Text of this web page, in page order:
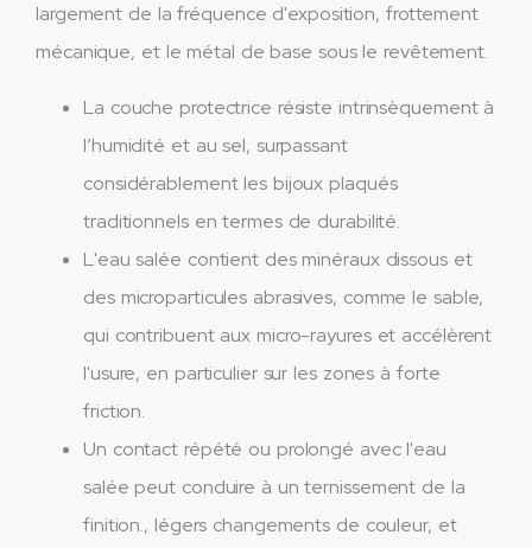
largement de la fréquence d'exposition, frottement
mécanique, et le métal de base sous le revêtement.
La couche protectrice résiste intrinsèquement à
l’humidité et au sel, surpassant
considérablement les bijoux plaqués
traditionnels en termes de durabilité.
L'eau salée contient des minéraux dissous et
des microparticules abrasives, comme le sable,
qui contribuent aux micro-rayures et accélèrent
l'usure, en particulier sur les zones à forte
friction.
Un contact répété ou prolongé avec l'eau
salée peut conduire à un ternissement de la
finition., légers changements de couleur, et